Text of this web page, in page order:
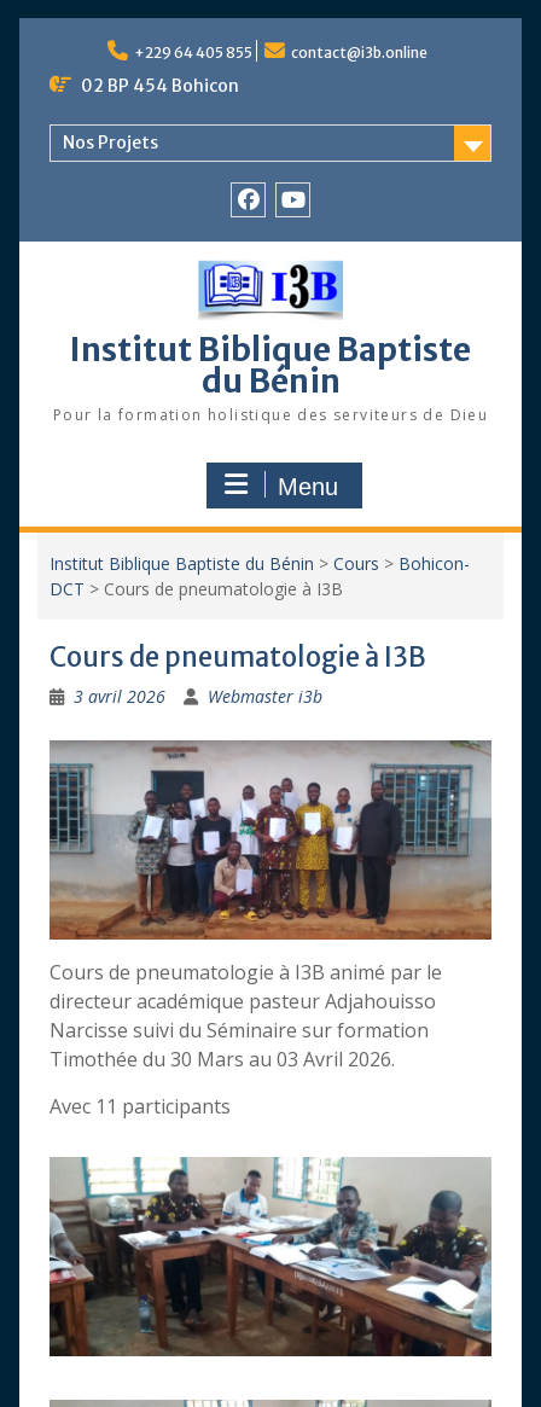
content
+229 64 405 855 contact@i3b.online
02 BP 454 Bohicon
Nos Projets
Youtube
Institut Biblique Baptiste
du Bénin
Pour la formation holistique des serviteurs de Dieu
Menu
Institut Biblique Baptiste du Bénin > Cours > Bohicon-
DCT > Cours de pneumatologie à I3B
Cours de pneumatologie à I3B
3 avril 2026 Webmaster i3b
Cours de pneumatologie à I3B animé par le
directeur académique pasteur Adjahouisso
Narcisse suivi du Séminaire sur formation
Timothée du 30 Mars au 03 Avril 2026.
Avec 11 participants